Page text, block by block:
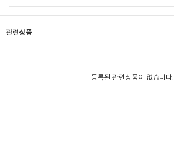
관련상품
등록된 관련상품이 없습니다.